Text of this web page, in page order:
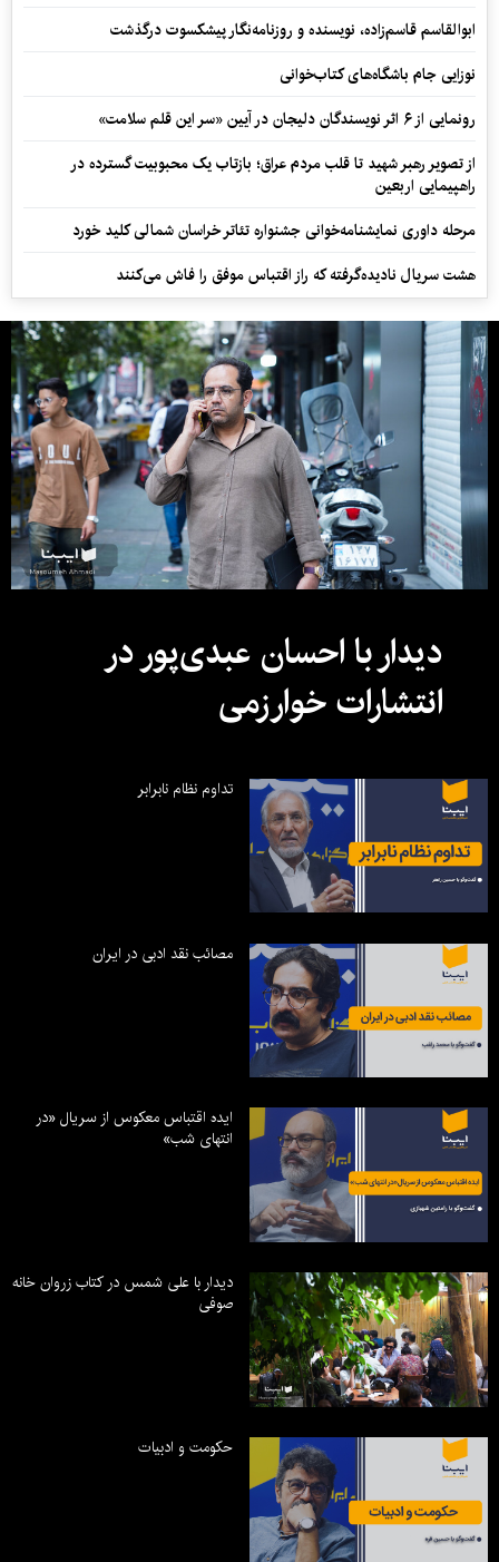
ابوالقاسم قاسم‌زاده، نویسنده و روزنامه‌نگار پیشکسوت درگذشت
نوزایی جام باشگاه‌های کتاب‌خوانی
رونمایی از ۶ اثر نویسندگان دلیجان در آیین «سر این قلم سلامت»
از تصویر رهبر شهید تا قلب مردم عراق؛ بازتاب یک محبوبیت گسترده در
راهپیمایی اربعین
مرحله داوری نمایشنامه‌خوانی جشنواره تئاتر خراسان شمالی کلید خورد
هشت سریال نادیده‌گرفته که راز اقتباس موفق را فاش می‌کنند
دیدار با احسان عبدی‌پور در
انتشارات خوارزمی
تداوم نظام نابرابر
مصائب نقد ادبی در ایران
ایده اقتباس معکوس از سریال «در
انتهای شب»
دیدار با علی شمس در کتاب زروان خانه
صوفی
حکومت و ادبیات